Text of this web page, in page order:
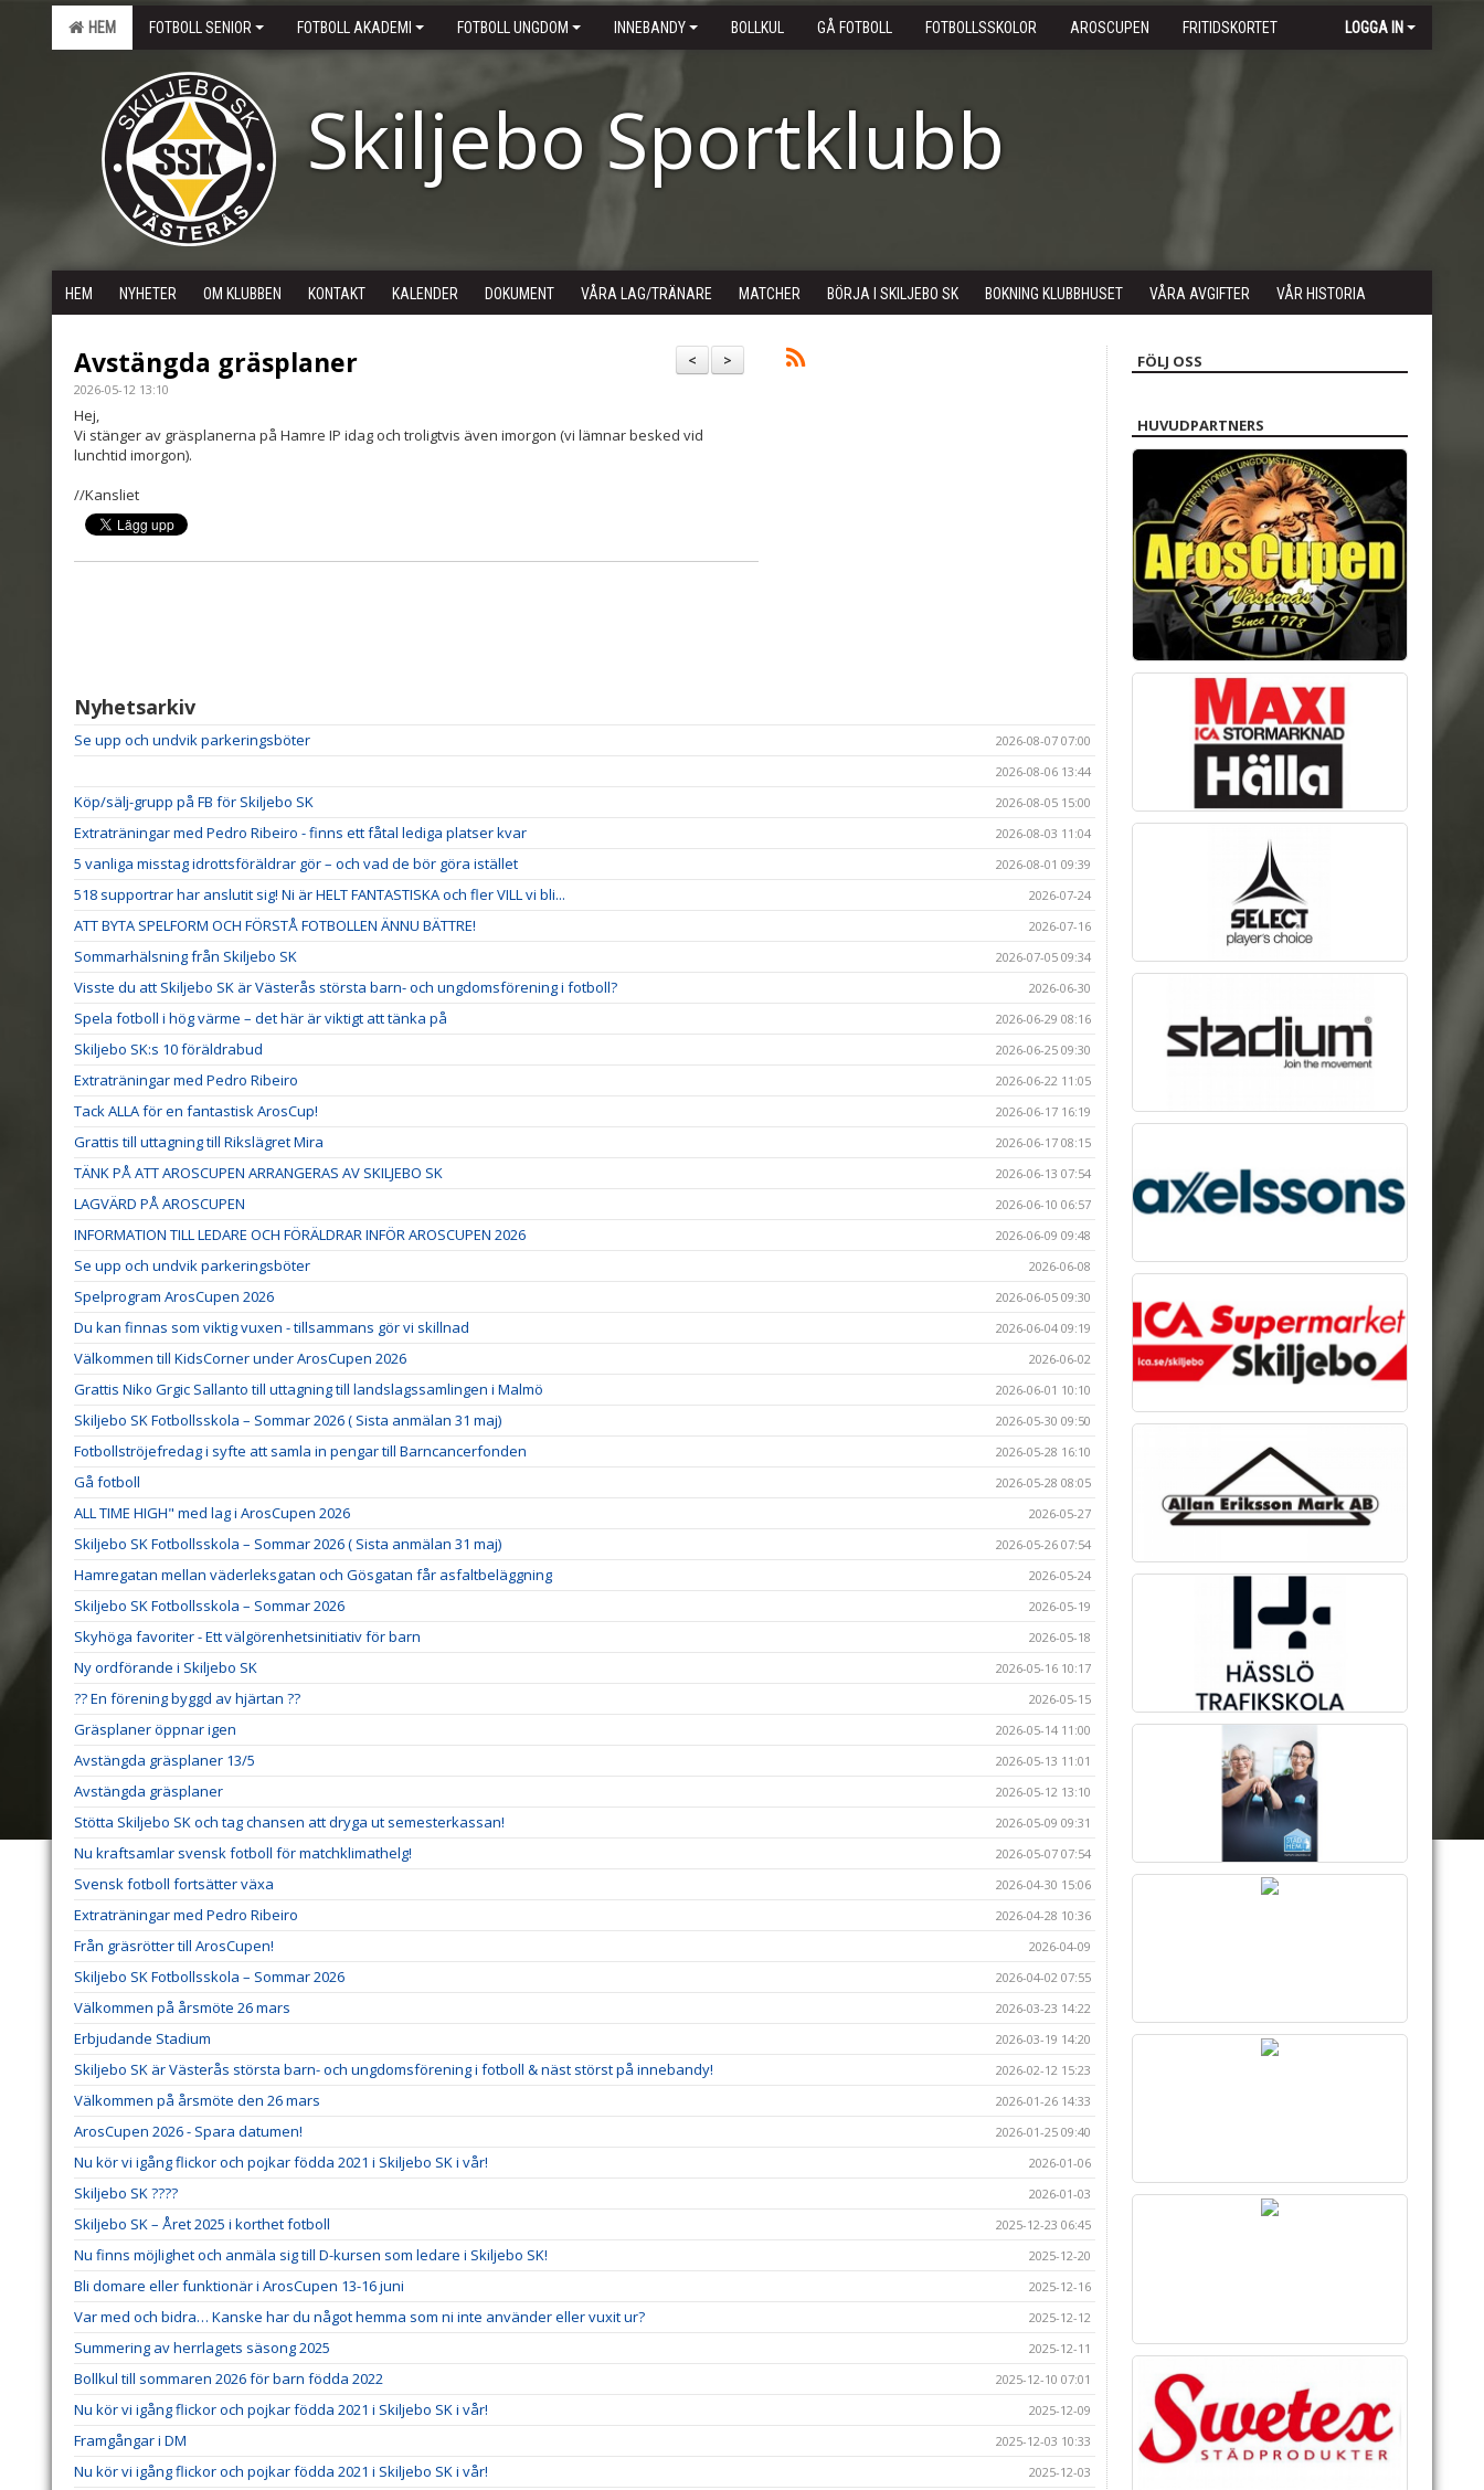
HEM FOTBOLL SENIOR FOTBOLL AKADEMI FOTBOLL UNGDOM INNEBANDY BOLLKUL GÅ FOTBOLL FOTBOLLSSKOLOR AROSCUPEN FRITIDSKORTET LOGGA IN
Skiljebo Sportklubb
HEM NYHETER OM KLUBBEN KONTAKT KALENDER DOKUMENT VÅRA LAG/TRÄNARE MATCHER BÖRJA I SKILJEBO SK BOKNING KLUBBHUSET VÅRA AVGIFTER VÅR HISTORIA
>
<
Avstängda gräsplaner
2026-05-12 13:10
Hej,
Vi stänger av gräsplanerna på Hamre IP idag och troligtvis även imorgon (vi lämnar besked vid
lunchtid imorgon).
//Kansliet
Nyhetsarkiv
Se upp och undvik parkeringsböter
2026-08-07 07:00
2026-08-06 13:44
Köp/sälj-grupp på FB för Skiljebo SK 2026-08-05 15:00
Extraträningar med Pedro Ribeiro - finns ett fåtal lediga platser kvar 2026-08-03 11:04
5 vanliga misstag idrottsföräldrar gör – och vad de bör göra istället 2026-08-01 09:39
518 supportrar har anslutit sig! Ni är HELT FANTASTISKA och fler VILL vi bli... 2026-07-24
ATT BYTA SPELFORM OCH FÖRSTÅ FOTBOLLEN ÄNNU BÄTTRE! 2026-07-16
Sommarhälsning från Skiljebo SK 2026-07-05 09:34
Visste du att Skiljebo SK är Västerås största barn- och ungdomsförening i fotboll? 2026-06-30
Spela fotboll i hög värme – det här är viktigt att tänka på 2026-06-29 08:16
Skiljebo SK:s 10 föräldrabud 2026-06-25 09:30
Extraträningar med Pedro Ribeiro 2026-06-22 11:05
Tack ALLA för en fantastisk ArosCup! 2026-06-17 16:19
Grattis till uttagning till Rikslägret Mira 2026-06-17 08:15
TÄNK PÅ ATT AROSCUPEN ARRANGERAS AV SKILJEBO SK 2026-06-13 07:54
LAGVÄRD PÅ AROSCUPEN 2026-06-10 06:57
INFORMATION TILL LEDARE OCH FÖRÄLDRAR INFÖR AROSCUPEN 2026 2026-06-09 09:48
Se upp och undvik parkeringsböter 2026-06-08
Spelprogram ArosCupen 2026 2026-06-05 09:30
Du kan finnas som viktig vuxen - tillsammans gör vi skillnad 2026-06-04 09:19
Välkommen till KidsCorner under ArosCupen 2026 2026-06-02
Grattis Niko Grgic Sallanto till uttagning till landslagssamlingen i Malmö 2026-06-01 10:10
Skiljebo SK Fotbollsskola – Sommar 2026 ( Sista anmälan 31 maj) 2026-05-30 09:50
Fotbollströjefredag i syfte att samla in pengar till Barncancerfonden 2026-05-28 16:10
Gå fotboll 2026-05-28 08:05
ALL TIME HIGH" med lag i ArosCupen 2026 2026-05-27
Skiljebo SK Fotbollsskola – Sommar 2026 ( Sista anmälan 31 maj) 2026-05-26 07:54
Hamregatan mellan väderleksgatan och Gösgatan får asfaltbeläggning 2026-05-24
Skiljebo SK Fotbollsskola – Sommar 2026 2026-05-19
Skyhöga favoriter - Ett välgörenhetsinitiativ för barn 2026-05-18
Ny ordförande i Skiljebo SK 2026-05-16 10:17
?? En förening byggd av hjärtan ?? 2026-05-15
Gräsplaner öppnar igen 2026-05-14 11:00
Avstängda gräsplaner 13/5 2026-05-13 11:01
Avstängda gräsplaner 2026-05-12 13:10
Stötta Skiljebo SK och tag chansen att dryga ut semesterkassan! 2026-05-09 09:31
Nu kraftsamlar svensk fotboll för matchklimathelg! 2026-05-07 07:54
Svensk fotboll fortsätter växa 2026-04-30 15:06
Extraträningar med Pedro Ribeiro 2026-04-28 10:36
Från gräsrötter till ArosCupen! 2026-04-09
Skiljebo SK Fotbollsskola – Sommar 2026 2026-04-02 07:55
Välkommen på årsmöte 26 mars 2026-03-23 14:22
Erbjudande Stadium 2026-03-19 14:20
Skiljebo SK är Västerås största barn- och ungdomsförening i fotboll & näst störst på innebandy! 2026-02-12 15:23
Välkommen på årsmöte den 26 mars 2026-01-26 14:33
ArosCupen 2026 - Spara datumen! 2026-01-25 09:40
Nu kör vi igång flickor och pojkar födda 2021 i Skiljebo SK i vår! 2026-01-06
Skiljebo SK ???? 2026-01-03
Skiljebo SK – Året 2025 i korthet fotboll 2025-12-23 06:45
Nu finns möjlighet och anmäla sig till D-kursen som ledare i Skiljebo SK! 2025-12-20
Bli domare eller funktionär i ArosCupen 13-16 juni 2025-12-16
Var med och bidra… Kanske har du något hemma som ni inte använder eller vuxit ur? 2025-12-12
Summering av herrlagets säsong 2025 2025-12-11
Bollkul till sommaren 2026 för barn födda 2022 2025-12-10 07:01
Nu kör vi igång flickor och pojkar födda 2021 i Skiljebo SK i vår! 2025-12-09
Framgångar i DM 2025-12-03 10:33
Nu kör vi igång flickor och pojkar födda 2021 i Skiljebo SK i vår! 2025-12-03
FÖLJ OSS
HUVUDPARTNERS